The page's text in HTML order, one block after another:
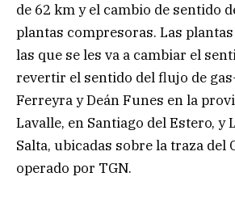
de 62 km y el cambio de sentido
plantas compresoras. Las
las que se les va a cambiar el
revertir el sentido del flujo de
Ferreyra y Deán Funes en la
Lavalle, en Santiago del Estero, y
Salta, ubicadas sobre la traza del
operado por TGN.